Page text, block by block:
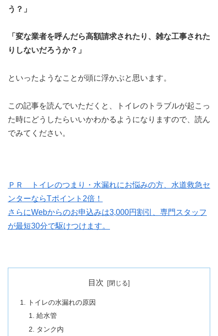
う？」
「変な業者を呼んだら高額請求されたり、雑な工事された
りしないだろうか？」
といったようなことが頭に浮かぶと思います。
この記事を読んでいただくと、トイレのトラブルが起こっ
た時にどうしたらいいかわかるようになりますので、読ん
でみてください。
ＰＲ トイレのつまり・水漏れにお悩みの方、水道救急セ
ンターならTポイント2倍！
さらにWebからのお申込みは3,000円割引、専門スタッフ
が最短30分で駆けつけます。
目次
トイレの水漏れの原因
給水管
タンク内